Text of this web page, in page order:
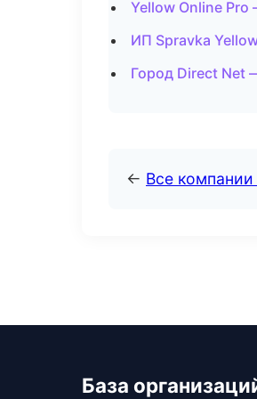
Yellow Online Pro
ИП Spravka
Город Direct Net
← Все
База